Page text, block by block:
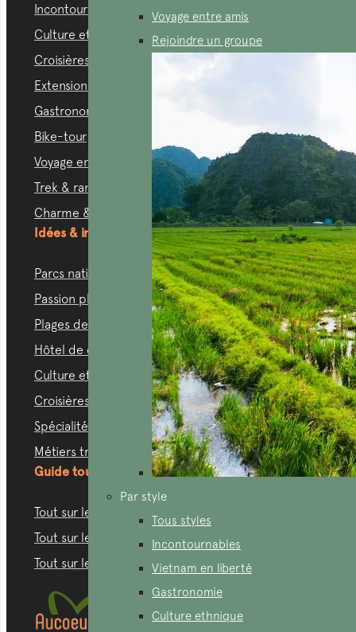
Voyage entre amis
Rejoindre un groupe
Par style
Tous styles
Incontournables
Vietnam en liberté
Gastronomie
Culture ethnique
Incontournables
Culture ethnique
Croisières
Extension plage
Gastronomie
Bike-tour
Voyage en moto
Trek & randonnée
Charme & chic
Idées & inspirations
Parcs nationaux
Passion plongée
Plages de rêve
Hôtel de charme
Culture ethnique
Croisières de luxe
Spécialités locales
Métiers traditionnels
Guide touristique
Tout sur le Vietnam
Tout sur le Cambodge
Tout sur le Laos